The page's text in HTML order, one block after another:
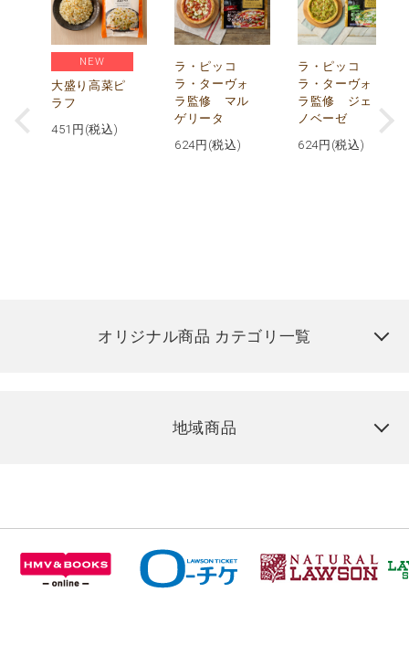
NEW
大盛り高菜ピ
ラフ
451 円(税込)
ラ・ピッコ
ラ・ターヴォ
ラ監修 マル
ゲリータ
624円(税込)
ラ・ピッコ
ラ・ターヴォ
ラ監修 ジェ
ノベーゼ
624円(税込)
オリジナル商品 カテゴリ一覧
地域商品